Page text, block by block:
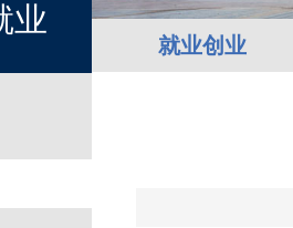
业
就业创业